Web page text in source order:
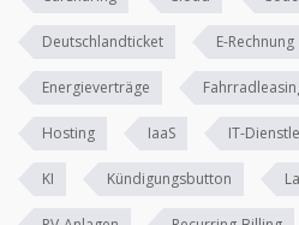
Deutschlandticket E-Rechnung
Energieverträge
Hosting IaaS IT-
KI Kündigungsbutton